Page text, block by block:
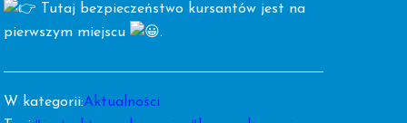
Tutaj bezpieczeństwo kursantów jest na
pierwszym miejscu
.
W kategorii:Aktualności